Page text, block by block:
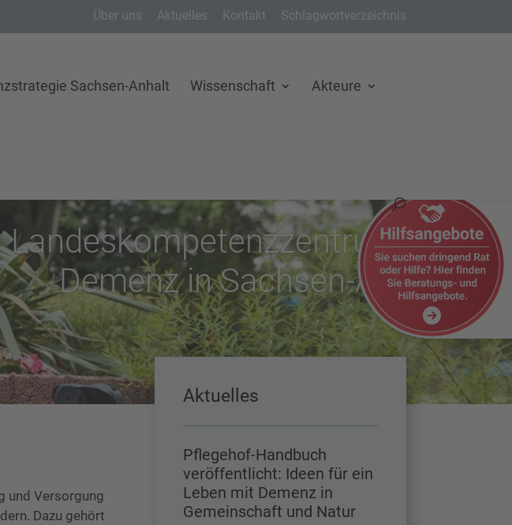
Über uns Aktuelles Kontakt Schlagwortverzeichnis
Sachsen-Anhalt Wissenschaft Akteure
Landeskompetenzzentrum für
Demenz in Sachsen-Anhalt
und Versorgung
Dazu gehört
Aktuelles
Pflegehof-Handbuch
veröffentlicht: Ideen für ein
Leben mit Demenz in
Gemeinschaft und Natur